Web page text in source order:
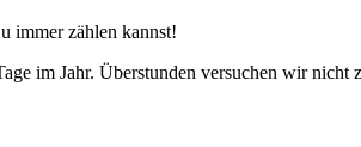
immer zählen kannst!
im Jahr. Überstunden versuchen wir